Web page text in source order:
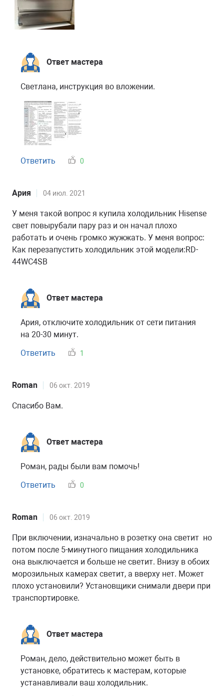
Ответ мастера
Светлана, инструкция во вложении.
Ответить 0
Ария 04 июл. 2021
У меня такой вопрос я купила холодильник Hisense
свет повырубали пару раз и он начал плохо
работать и очень громко жужжать. У меня вопрос:
Как перезапустить холодильник этой модели:RD-
44WC4SB
Ответ мастера
Ария, отключите холодильник от сети питания
на 20-30 минут.
Ответить
1
Roman 06 окт. 2019
Спасибо Вам.
Ответ мастера
Роман, рады были вам помочь!
Ответить
0
Roman 06 окт. 2019
При включении, изначально в розетку она светит но
потом после 5-минутного пищания холодильника
она выключается и больше не светит. Внизу в обоих
морозильных камерах светит, а вверху нет. Может
плохо установили? Установщики снимали двери при
транспортировке.
Ответ мастера
Роман, дело, действительно может быть в
установке, обратитесь к мастерам, которые
устанавливали ваш холодильник.